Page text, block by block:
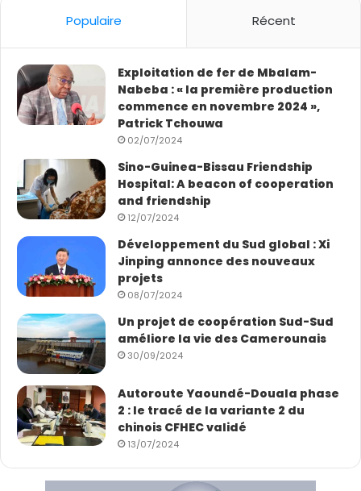
Populaire Récent
Exploitation de fer de Mbalam-
Nabeba : « la première production
commence en novembre 2024 »,
Patrick Tchouwa
02/07/2024
Sino-Guinea-Bissau Friendship
Hospital: A beacon of cooperation
and friendship
12/07/2024
Développement du Sud global : Xi
Jinping annonce des nouveaux
projets
08/07/2024
Un projet de coopération Sud-Sud
améliore la vie des Camerounais
30/09/2024
Autoroute Yaoundé-Douala phase
2 : le tracé de la variante 2 du
chinois CFHEC validé
13/07/2024